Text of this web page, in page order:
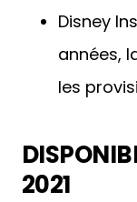
Disney
années,
les
2021